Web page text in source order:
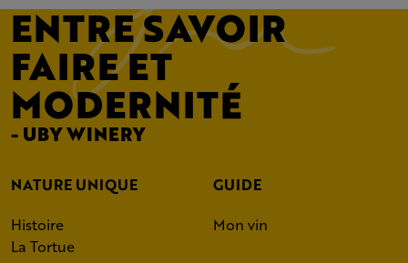
ENTRE SAVOIR
FAIRE ET
MODERNITÉ
- UBY WINERY
NATURE UNIQUE
Histoire
La Tortue
GUIDE
Mon vin